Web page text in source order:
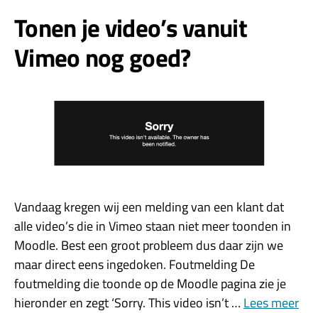
Tonen je video’s vanuit
Vimeo nog goed?
Vandaag kregen wij een melding van een klant dat
alle video’s die in Vimeo staan niet meer toonden in
Moodle. Best een groot probleem dus daar zijn we
maar direct eens ingedoken. Foutmelding De
foutmelding die toonde op de Moodle pagina zie je
hieronder en zegt ‘Sorry. This video isn’t … Lees meer